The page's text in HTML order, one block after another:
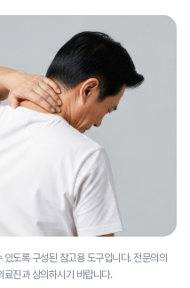
도록 구성된 참고용 도구입니다. 전문의의
료진과 상의하시기 바랍니다.